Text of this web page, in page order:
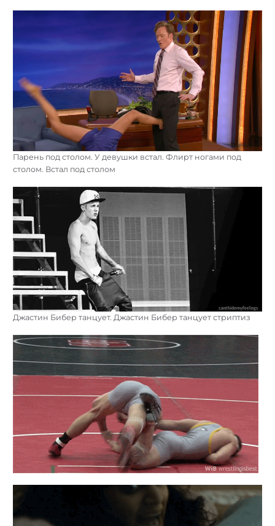
Парень под столом. У девушки встал. Флирт ногами под
столом. Встал под столом
Джастин Бибер танцует. Джастин Бибер танцует стриптиз